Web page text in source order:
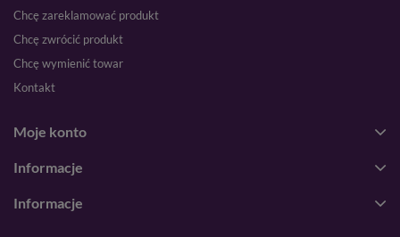
Chcę zareklamować produkt
Chcę zwrócić produkt
Chcę wymienić towar
Kontakt
Moje konto
Informacje
Informacje